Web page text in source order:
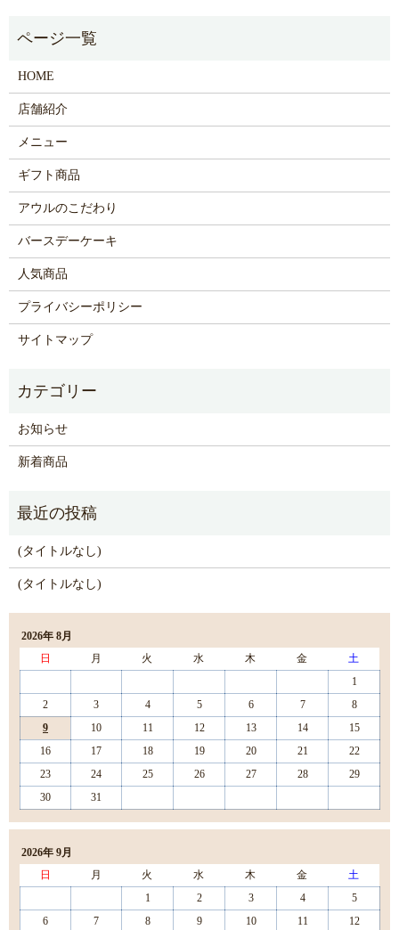
HOME
店舗紹介
メニュー
ギフト商品
アウルのこだわり
バースデーケーキ
人気商品
プライバシーポリシー
サイトマップ
お知らせ
新着商品
(タイトルなし)
(タイトルなし)
2026年 8月
日
月 火 水 木 金
土
1
2
3 4 5 6 7
8
9
10 11 12 13 14
15
16
17 18 19 20 21
22
23
24 25 26 27 28
29
30
31
2026年 9月
日
月 火 水 木 金
土
1
2 3 4
5
6
7 8 9 10 11 12